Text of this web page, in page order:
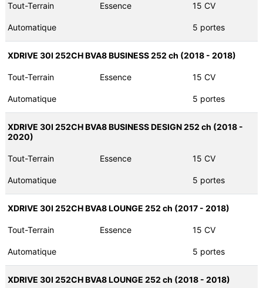
Tout-Terrain Essence 15 CV
Automatique 5 portes
XDRIVE 30I 252CH BVA8 BUSINESS 252 ch (2018 - 2018)
Tout-Terrain Essence 15 CV
Automatique 5 portes
XDRIVE 30I 252CH BVA8 BUSINESS DESIGN 252 ch (2018 -
2020)
Tout-Terrain Essence 15 CV
Automatique 5 portes
XDRIVE 30I 252CH BVA8 LOUNGE 252 ch (2017 - 2018)
Tout-Terrain Essence 15 CV
Automatique 5 portes
XDRIVE 30I 252CH BVA8 LOUNGE 252 ch (2018 - 2018)